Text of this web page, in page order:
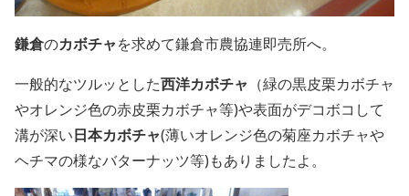
鎌倉のカボチャを求めて鎌倉市農協連即売所へ。
一般的なツルッとした西洋カボチャ （緑の黒皮栗カボチャ
やオレンジ色の赤皮栗カボチャ等)や表面がデコボコして
溝が深い日本カボチャ(薄いオレンジ色の菊座カボチャや
ヘチマの様なバターナッツ等)もありましたよ。